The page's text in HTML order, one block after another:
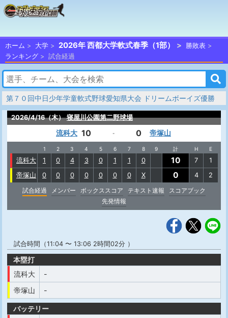
ホーム 大学 2026年 西都大学軟式春季（1部）
勝敗表
ランキング
試合経過
第７０回中日少年学童軟式野球愛知県大会 ドリームボーイズ優勝
2026/4/16（木） 寝屋川公園第二野球場
流科大 10 - 0 帝塚山
1 2 3 4 5 6 7 8 9 計 H E
流科大 1 0 4 3 0 1 1 0 10 7
1
帝塚山
0 0 0 0 0 0 0 X 0 4
2
試合経過
メンバー ボックススコア テキスト速報
スコアブック
先発情報
試合時間（11:04 〜 13:06 2時間02分 ）
本塁打
流科大
-
帝塚山
-
バッテリー